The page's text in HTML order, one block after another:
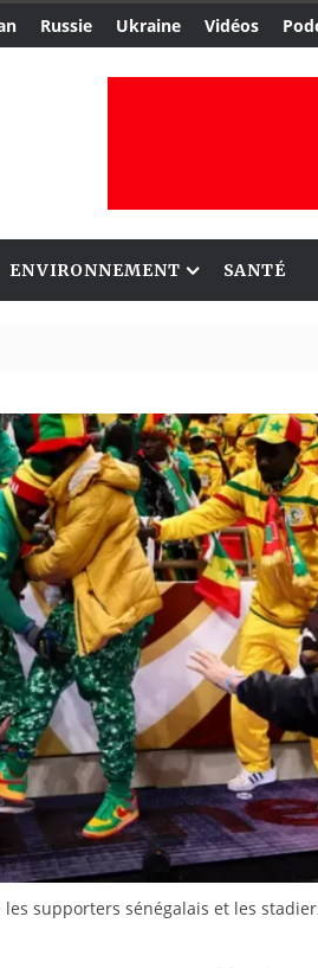
Russie Ukraine Vidéos
ENVIRONNEMENT SANTÉ
supporters sénégalais et les